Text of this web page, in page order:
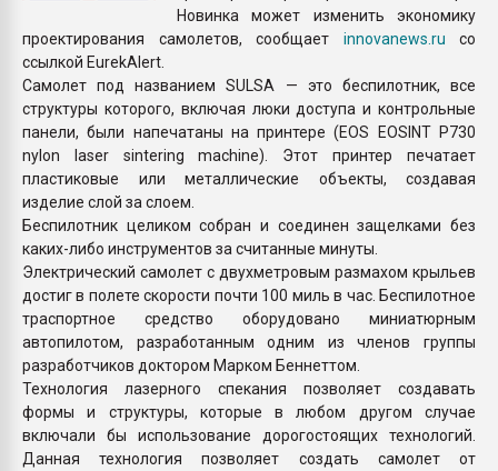
Новинка может изменить экономику
проектирования самолетов, сообщает innovanews.ru со
ссылкой EurekAlert.
Самолет под названием SULSA — это беспилотник, все
структуры которого, включая люки доступа и контрольные
панели, были напечатаны на принтере (EOS EOSINT P730
nylon laser sintering machine). Этот принтер печатает
пластиковые или металлические объекты, создавая
изделие слой за слоем.
Беспилотник целиком собран и соединен защелками без
каких-либо инструментов за считанные минуты.
Электрический самолет с двухметровым размахом крыльев
достиг в полете скорости почти 100 миль в час. Беспилотное
траспортное средство оборудовано миниатюрным
автопилотом, разработанным одним из членов группы
разработчиков доктором Марком Беннеттом.
Технология лазерного спекания позволяет создавать
формы и структуры, которые в любом другом случае
включали бы использование дорогостоящих технологий.
Данная технология позволяет создать самолет от